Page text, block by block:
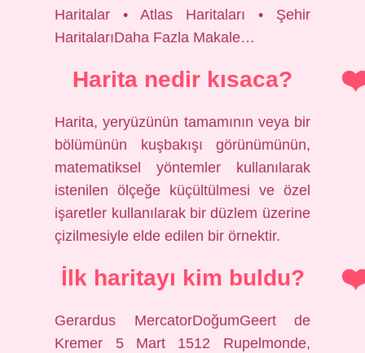
Haritalar • Atlas Haritaları • Şehir
HaritalarıDaha Fazla Makale…
Harita nedir kısaca?
Harita, yeryüzünün tamamının veya bir
bölümünün kuşbakışı görünümünün,
matematiksel yöntemler kullanılarak
istenilen ölçeğe küçültülmesi ve özel
işaretler kullanılarak bir düzlem üzerine
çizilmesiyle elde edilen bir örnektir.
İlk haritayı kim buldu?
Gerardus MercatorDoğumGeert de
Kremer 5 Mart 1512 Rupelmonde,